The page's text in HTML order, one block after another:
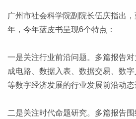
广州市社会科学院副院长伍庆指出
年，今年蓝皮书呈现6个特点：
一是关注行业前沿问题。多篇报告
成电路、数据入表、数据交易、数
等数字经济发展的行业发展前沿动态
二是关注时代命题研究。多篇报告